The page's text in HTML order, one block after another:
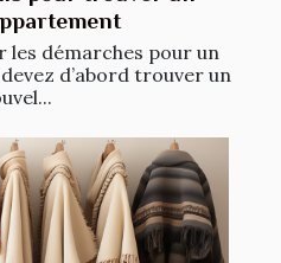
les démarches pour un
d’abord trouver un